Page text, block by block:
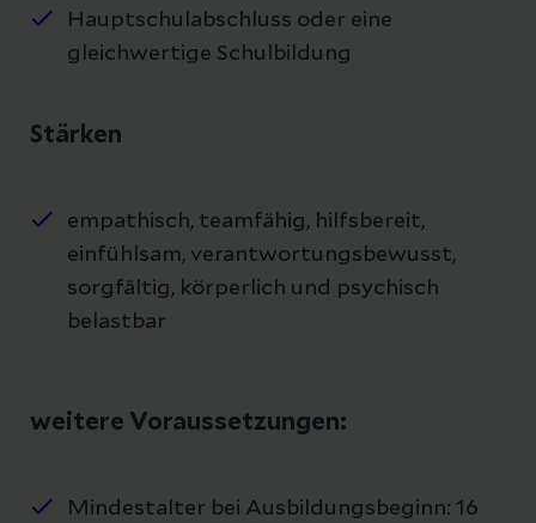
Hauptschulabschluss oder eine
gleichwertige Schulbildung
Stärken
empathisch, teamfähig, hilfsbereit,
einfühlsam, verantwortungsbewusst,
sorgfältig, körperlich und psychisch
belastbar
weitere Voraussetzungen:
Mindestalter bei Ausbildungsbeginn: 16